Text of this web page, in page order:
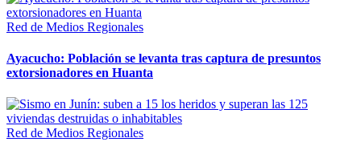
Red de Medios Regionales
Ayacucho: Población se levanta tras captura de presuntos
extorsionadores en Huanta
Red de Medios Regionales